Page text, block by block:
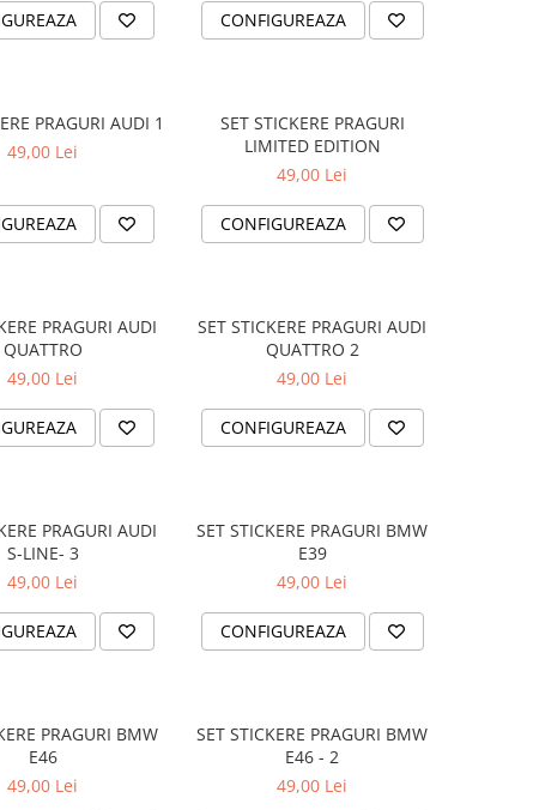
CONFIGUREAZA
PRAGURI AUDI 1
49,00 Lei
SET STICKERE PRAGURI
LIMITED EDITION
49,00 Lei
CONFIGUREAZA
PRAGURI AUDI
QUATTRO
49,00 Lei
SET STICKERE PRAGURI AUDI
QUATTRO 2
49,00 Lei
CONFIGUREAZA
PRAGURI AUDI
S-LINE- 3
49,00 Lei
SET STICKERE PRAGURI BMW
E39
49,00 Lei
CONFIGUREAZA
PRAGURI BMW
E46
49,00 Lei
SET STICKERE PRAGURI BMW
E46 - 2
49,00 Lei